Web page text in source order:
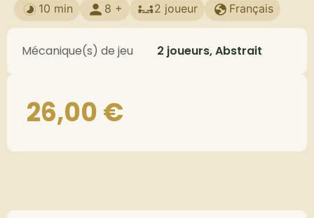
10 min 8 + 2 joueur Français
Mécanique(s) de jeu 2 joueurs, Abstrait
26,00€